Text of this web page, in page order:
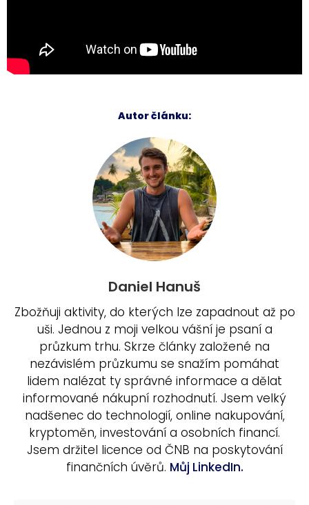
Autor článku:
Daniel Hanuš
Zbožňuji aktivity, do kterých lze zapadnout až po
uši. Jednou z moji velkou vášní je psaní a
průzkum trhu. Skrze články založené na
nezávislém průzkumu se snažím pomáhat
lidem nalézat ty správné informace a dělat
informované nákupní rozhodnutí. Jsem velký
nadšenec do technologií, online nakupování,
kryptoměn, investování a osobních financí.
Jsem držitel licence od ČNB na poskytování
finančních úvěrů. Můj LinkedIn.